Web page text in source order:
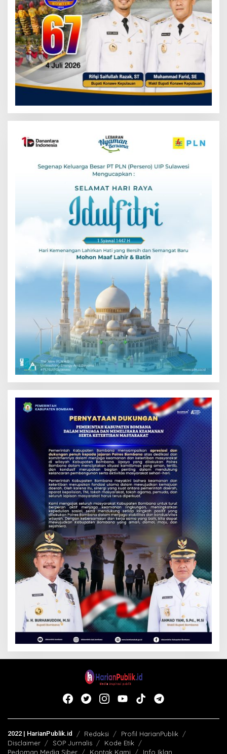
2022 | HarianPublik.id Redaksi
Profil HarianPublik
Disclaimer
SOP Jurnalis
Kode Etik
Pedoman Media Siber
Kontak Kami Info Iklan